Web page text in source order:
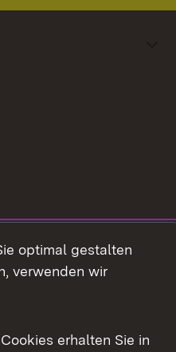
optimal gestalten
verwenden wir
erhalten Sie in